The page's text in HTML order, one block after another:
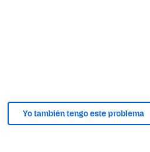
Yo también tengo este problema